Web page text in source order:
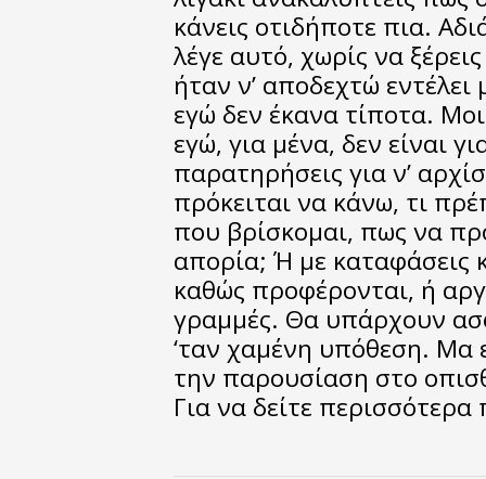
κάνεις οτιδήποτε πια.
λέγε αυτό, χωρίς να
ήταν ν’ αποδεχτώ
εγώ δεν έκανα τίποτα.
εγώ, για μένα, δεν είναι
παρατηρήσεις για ν’
πρόκειται να κάνω, τι
που βρίσκομαι, πως να
απορία; Ή με καταφάσεις
καθώς προφέρονται, ή
γραμμές. Θα υπάρχουν
‘ταν χαμένη υπόθεση.
την παρουσίαση στο
Για να δείτε